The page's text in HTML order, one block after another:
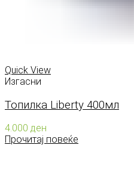
Quick View
Изгасни
Топилка Liberty 400мл
4.000 ден
Прочитај повеќе